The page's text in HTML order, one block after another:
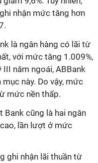
nhận mức tăng hơn
là ngân hàng có lãi từ
với mức tăng 1.009%,
năm ngoái, ABBank
này. Do vậy, mức
mức nền thấp.
Bank cũng là hai ngân
lần lượt ở mức
ghi nhận lãi thuần từ